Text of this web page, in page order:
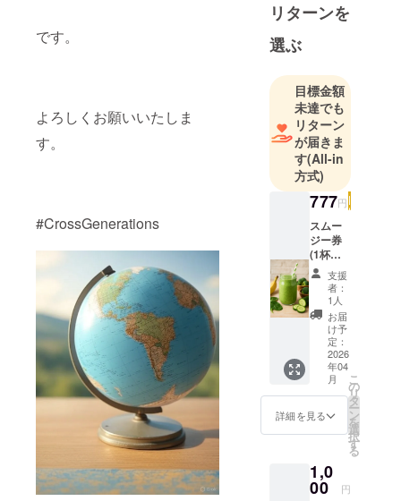
です。
よろしくお願いいたしま
す。
#CrossGenerations
は、Different
ages, same
table. same
smile.
リターンを
選ぶ
目標金額
未達でも
リターン
が届きま
す(All-in
方式)
777円
スムー
ジー券
(1杯分)
を提供
いたし
ます。
有効期
限は
2026年
4月〜
2026年
9月末
迄。小
さな支
援が、
大きな
生み出
す。
支援
者：
1人
お届
け予
定：
2026
年04
月
詳細を見る
こ
の
リ
タ
ー
ン
を
選
択
す
る
1,0
00 円